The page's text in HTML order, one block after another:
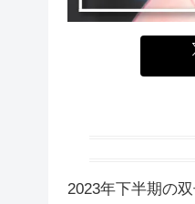
2023年下半期の